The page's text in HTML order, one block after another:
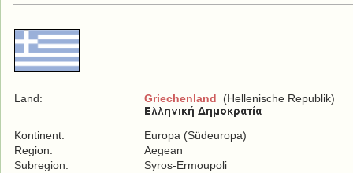
Land: Griechenland (Hellenische Republik)
Kontinent:
Europa (Südeuropa)
Region:
Aegean
Subregion:
Syros-Ermoupoli